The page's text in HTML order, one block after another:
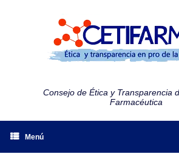
Consejo de Ética y Transparencia
Farmacéutica
Menú